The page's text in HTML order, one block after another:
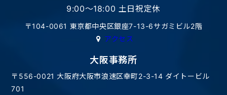
9:00〜18:00 土日祝定休
〒104-0061 東京都中央区銀座7-13-6サガミビル2階
アクセス
大阪事務所
〒556-0021 大阪府大阪市浪速区幸町2-3-14 ダイトービル
701